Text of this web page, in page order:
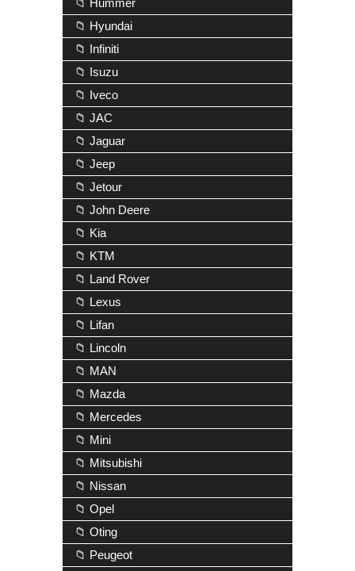
📁 Hummer
📁 Hyundai
📁 Infiniti
📁 Isuzu
📁 Iveco
📁 JAC
📁 Jaguar
📁 Jeep
📁 Jetour
📁 John Deere
📁 Kia
📁 KTM
📁 Land Rover
📁 Lexus
📁 Lifan
📁 Lincoln
📁 MAN
📁 Mazda
📁 Mercedes
📁 Mini
📁 Mitsubishi
📁 Nissan
📁 Opel
📁 Oting
📁 Peugeot